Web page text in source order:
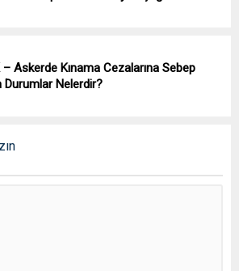
– Askerde Kınama Cezalarına Sebep
Durumlar Nelerdir?